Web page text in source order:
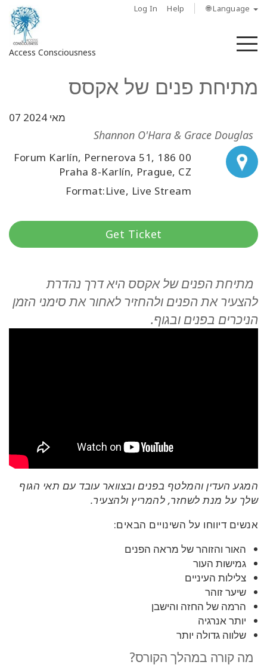
Log In Help 🌐 Language
Access Consciousness
to
מתיחת פנים של אקסס
07 מאי 2024
Shannon O'Hara & Grace Douglas
Forum Karlín, Pernerova 51, 186 00
Praha 8-Karlín, Prague, CZ
Format:Live, Live Stream
Get Ticket
מתיחת הפנים של אקסס היא דרך נהדרת
להצעיר את הפנים ולהחזיר לאחור את סימני הזמן
הניכרים בפנים ובגוף.
המגע העדין והמלטף בפנים ובצוואר עובד עם תאי הגוף
שלך על מנת לשחזר, להמריץ ולהצעיר.
אנשים דיווחו על השינויים הבאים:
האור והזוהר של מראה הפנים
גמישות העור
צלילות העיניים
שיער זוהר
הרמה של החזה והישבן
יותר אנרגיה
שלווה גדולה יותר
מה קורה במהלך הקורס?